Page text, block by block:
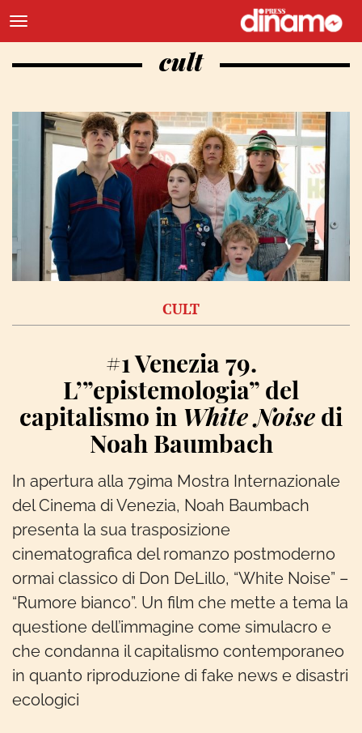
cult
CULT
#1 Venezia 79.
L’”epistemologia” del
capitalismo in White Noise di
Noah Baumbach
In apertura alla 79ima Mostra Internazionale
del Cinema di Venezia, Noah Baumbach
presenta la sua trasposizione
cinematografica del romanzo postmoderno
ormai classico di Don DeLillo, “White Noise” –
“Rumore bianco”. Un film che mette a tema la
questione dell’immagine come simulacro e
che condanna il capitalismo contemporaneo
in quanto riproduzione di fake news e disastri
ecologici